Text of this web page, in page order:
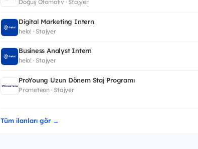
Doğuş Otomotiv · Stajyer
Digital Marketing Intern
helo! · Stajyer
Business Analyst Intern
helo! · Stajyer
ProYoung Uzun Dönem Staj Programı
Prometeon · Stajyer
Tüm ilanları gör →